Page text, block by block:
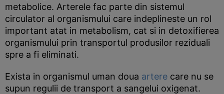
metabolice. Arterele fac parte din sistemul
circulator al organismului care indeplineste un rol
important atat in metabolism, cat si in detoxifierea
organismului prin transportul produsilor reziduali
spre a fi eliminati.
Exista in organismul uman doua artere care nu se
supun regulii de transport a sangelui oxigenat.